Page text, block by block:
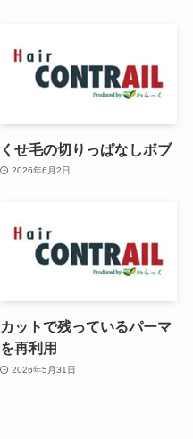
くせ毛の切りっぱなしボブ
2026年6月2日
カットで残っているパーマ
を再利用
2026年5月31日